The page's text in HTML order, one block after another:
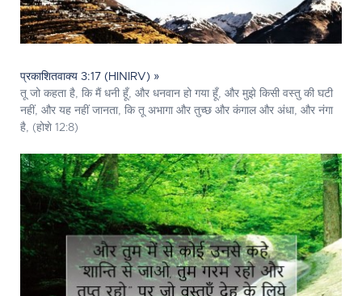
प्रकाशितवाक्य 3:17 (HINIRV) »
तू जो कहता है, कि मैं धनी हूँ, और धनवान हो गया हूँ, और मुझे किसी वस्तु की घटी
नहीं, और यह नहीं जानता, कि तू अभागा और तुच्छ और कंगाल और अंधा, और नंगा
है, (होशे 12:8)